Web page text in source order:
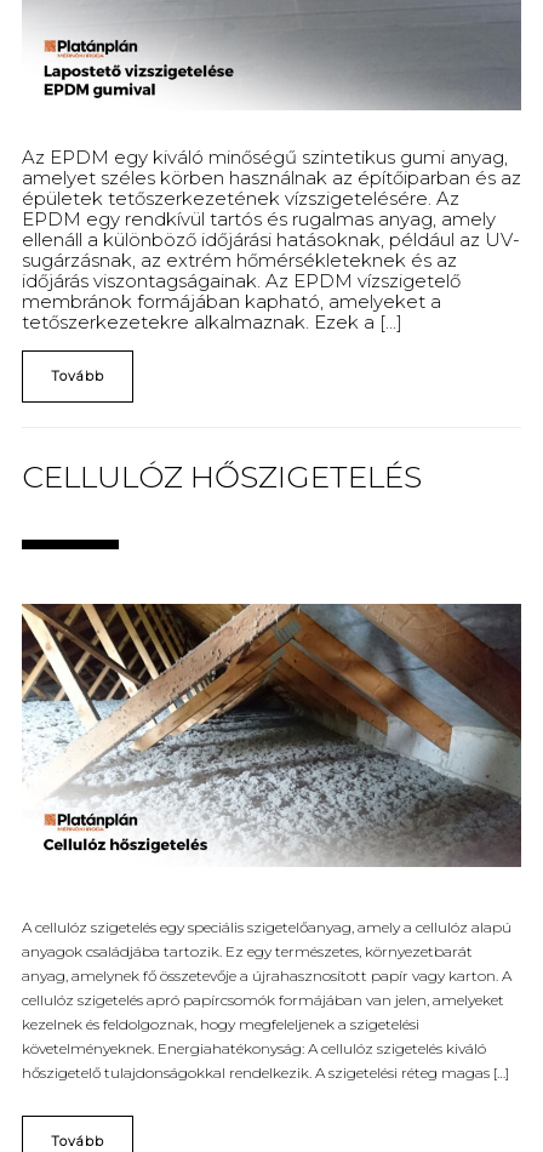
Az EPDM egy kiváló minőségű szintetikus gumi anyag,
amelyet széles körben használnak az építőiparban és az
épületek tetőszerkezetének vízszigetelésére. Az
EPDM egy rendkívül tartós és rugalmas anyag, amely
ellenáll a különböző időjárási hatásoknak, például az UV-
sugárzásnak, az extrém hőmérsékleteknek és az
időjárás viszontagságainak. Az EPDM vízszigetelő
membránok formájában kapható, amelyeket a
tetőszerkezetekre alkalmaznak. Ezek a [...]
Tovább
CELLULÓZ HŐSZIGETELÉS
A cellulóz szigetelés egy speciális szigetelőanyag, amely a cellulóz alapú
anyagok családjába tartozik. Ez egy természetes, környezetbarát
anyag, amelynek fő összetevője a újrahasznosított papír vagy karton. A
cellulóz szigetelés apró papírcsomók formájában van jelen, amelyeket
kezelnek és feldolgoznak, hogy megfeleljenek a szigetelési
követelményeknek. Energiahatékonyság: A cellulóz szigetelés kiváló
hőszigetelő tulajdonságokkal rendelkezik. A szigetelési réteg magas […]
Tovább